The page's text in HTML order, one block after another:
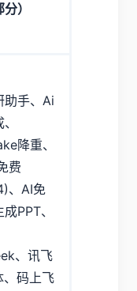
）
助手、Ai
降重、
费
、AI免
PPT、
、讯飞
、码上飞